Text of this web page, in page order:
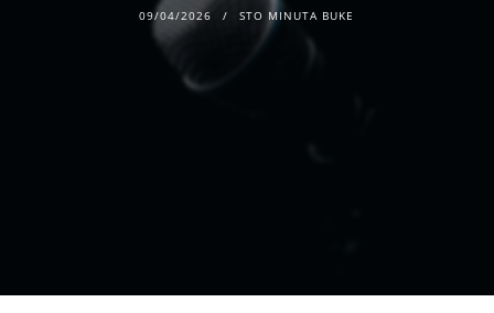
09/04/2026 STO MINUTA BUKE